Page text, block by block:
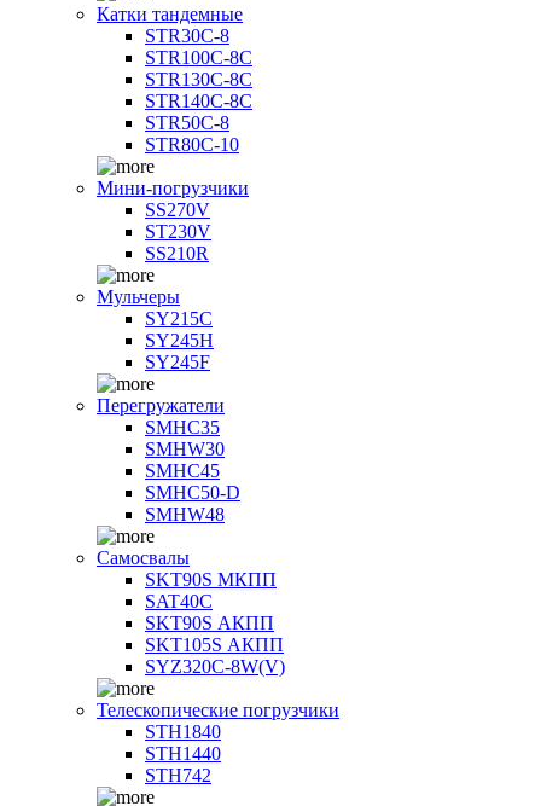
Катки тандемные
STR30C-8
STR100C-8С
STR130C-8С
STR140C-8С
STR50C-8
STR80C-10
Мини-погрузчики
SS270V
ST230V
SS210R
Мульчеры
SY215C
SY245H
SY245F
Перегружатели
SMHC35
SMHW30
SMHC45
SMHC50-D
SMHW48
Самосвалы
SKT90S МКПП
SAT40C
SKT90S АКПП
SKT105S АКПП
SYZ320C-8W(V)
Телескопические погрузчики
STH1840
STH1440
STH742